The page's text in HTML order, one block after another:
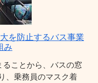
を防止するバス事業
み
ことから、バスの窓
、乗務員のマスク着